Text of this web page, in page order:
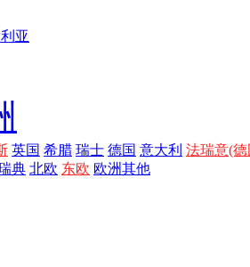
亚
英国 希腊 瑞士 德国 意大利 法瑞意(德
典 北欧 东欧 欧洲其他